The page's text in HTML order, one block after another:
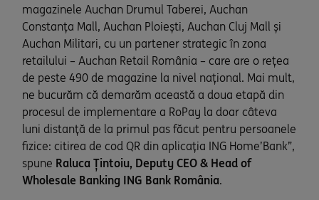
magazinele Auchan Drumul Taberei, Auchan
Constanța Mall, Auchan Ploiești, Auchan Cluj Mall și
Auchan Militari, cu un partener strategic în zona
retailului – Auchan Retail România – care are o rețea
de peste 490 de magazine la nivel național. Mai mult,
ne bucurăm că demarăm această a doua etapă din
procesul de implementare a RoPay la doar câteva
luni distanță de la primul pas făcut pentru persoanele
fizice: citirea de cod QR din aplicația ING Home’Bank”,
spune Raluca Țintoiu, Deputy CEO & Head of
Wholesale Banking ING Bank România.